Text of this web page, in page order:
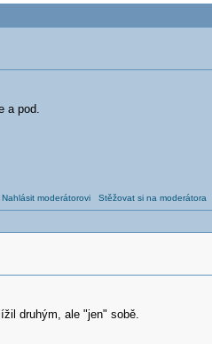
a pod.
Nahlásit moderátorovi Stěžovat si na moderátora
druhým, ale "jen" sobě.